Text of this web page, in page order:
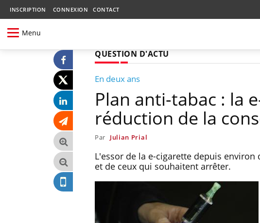
INSCRIPTION CONNEXION CONTACT
Menu
QUESTION D'ACTU
En deux ans
Plan anti-tabac : la
réduction de la
Par Julian Prial
L'essor de la e-cigarette depuis
et de ceux qui souhaitent arrêter.